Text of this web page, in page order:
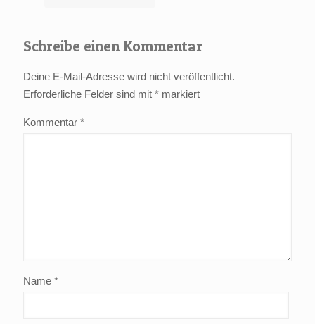
Schreibe einen Kommentar
Deine E-Mail-Adresse wird nicht veröffentlicht.
Erforderliche Felder sind mit * markiert
Kommentar *
Name *